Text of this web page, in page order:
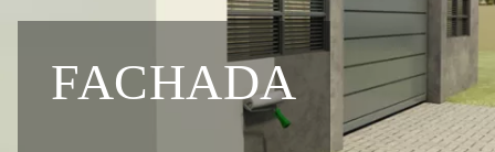
FACHADA